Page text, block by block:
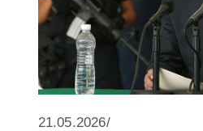
21.05.2026/